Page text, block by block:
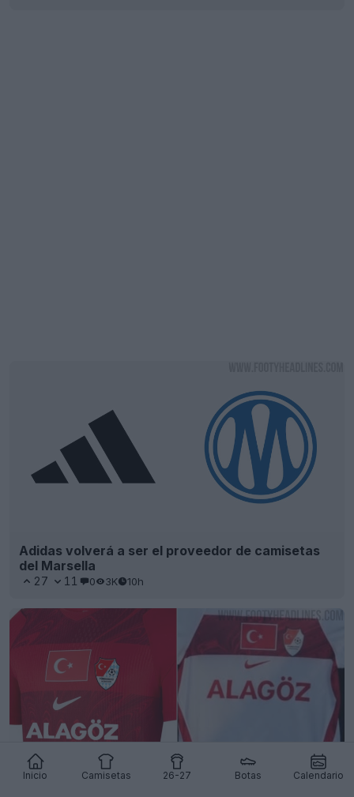
Inicio Camisetas 26-27 Botas Calendario
Adidas volverá a ser el proveedor de camisetas
del Marsella
27 11 0 3K 10h